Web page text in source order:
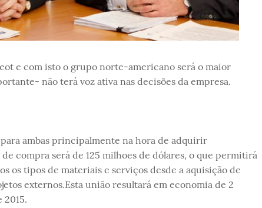
e com isto o grupo norte-americano será o maior
não terá voz ativa nas decisões da empresa.
ambas principalmente na hora de adquirir
compra será de 125 milhoes de dólares, o que permitirá
os tipos de materiais e serviços desde a aquisição de
externos.Esta união resultará em economia de 2